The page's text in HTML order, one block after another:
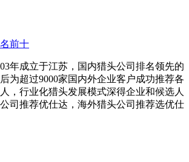
年成立于江苏，国内猎头公司排名领先的
为超过9000家国内外企业客户成功推荐各
，行业化猎头发展模式深得企业和候选人
司推荐优仕达，海外猎头公司推荐选优仕